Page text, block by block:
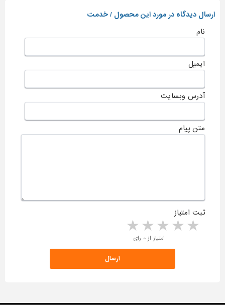
ارسال دیدگاه در مورد این محصول / خدمت
نام
ایمیل
آدرس وبسایت
متن پیام
ثبت امتیاز
4 stars 3 stars 2 stars 1 star امتیاز از ۰ رای